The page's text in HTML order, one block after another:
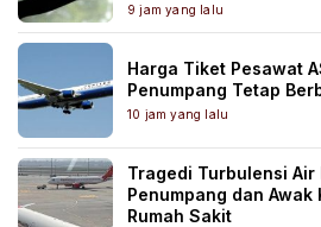
9 jam yang lalu
Harga Tiket Pesawat
Penumpang Tetap
10 jam yang lalu
Tragedi Turbulensi Air
Penumpang dan
Rumah Sakit